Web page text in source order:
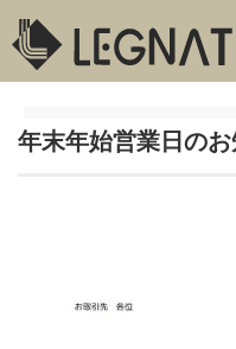
年末年始営業日のお